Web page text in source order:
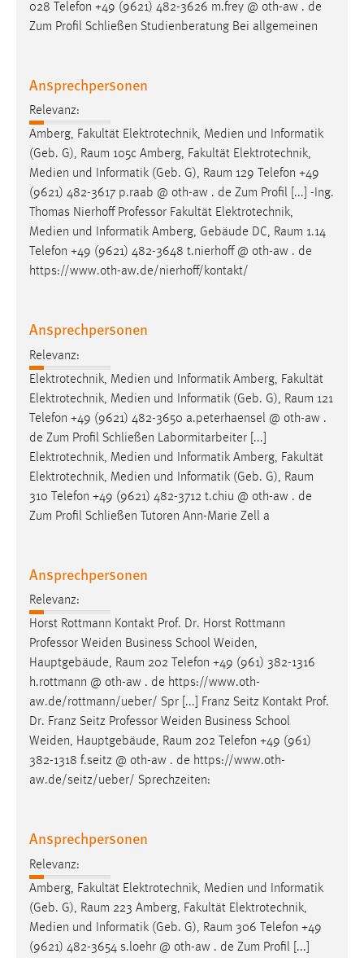
028 Telefon +49 (9621) 482-3626 m.frey @ oth-aw . de
Zum Profil Schließen Studienberatung Bei allgemeinen
Ansprechpersonen
Relevanz:
Amberg, Fakultät Elektrotechnik, Medien und Informatik
(Geb. G), Raum 105c Amberg, Fakultät Elektrotechnik,
Medien und Informatik (Geb. G), Raum 129 Telefon +49
(9621) 482-3617 p.raab @ oth-aw . de Zum Profil [...] -Ing.
Thomas Nierhoff Professor Fakultät Elektrotechnik,
Medien und Informatik Amberg, Gebäude DC, Raum 1.14
Telefon +49 (9621) 482-3648 t.nierhoff @ oth-aw . de
https://www.oth-aw.de/nierhoff/kontakt/
Ansprechpersonen
Relevanz:
Elektrotechnik, Medien und Informatik Amberg, Fakultät
Elektrotechnik, Medien und Informatik (Geb. G), Raum 121
Telefon +49 (9621) 482-3650 a.peterhaensel @ oth-aw .
de Zum Profil Schließen Labormitarbeiter [...]
Elektrotechnik, Medien und Informatik Amberg, Fakultät
Elektrotechnik, Medien und Informatik (Geb. G), Raum
310 Telefon +49 (9621) 482-3712 t.chiu @ oth-aw . de
Zum Profil Schließen Tutoren Ann-Marie Zell a
Ansprechpersonen
Relevanz:
Horst Rottmann Kontakt Prof. Dr. Horst Rottmann
Professor Weiden Business School Weiden,
Hauptgebäude, Raum 202 Telefon +49 (961) 382-1316
h.rottmann @ oth-aw . de https://www.oth-
aw.de/rottmann/ueber/ Spr [...] Franz Seitz Kontakt Prof.
Dr. Franz Seitz Professor Weiden Business School
Weiden, Hauptgebäude, Raum 202 Telefon +49 (961)
382-1318 f.seitz @ oth-aw . de https://www.oth-
aw.de/seitz/ueber/ Sprechzeiten:
Ansprechpersonen
Relevanz:
Amberg, Fakultät Elektrotechnik, Medien und Informatik
(Geb. G), Raum 223 Amberg, Fakultät Elektrotechnik,
Medien und Informatik (Geb. G), Raum 306 Telefon +49
(9621) 482-3654 s.loehr @ oth-aw . de Zum Profil [...]